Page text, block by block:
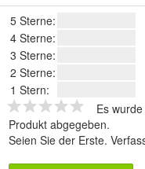
5 Sterne:
4 Sterne:
3 Sterne:
2 Sterne:
1 Stern:
Es
Produkt abgegeben.
Seien Sie der Erste.